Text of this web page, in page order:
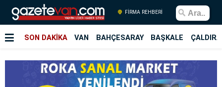
FİRMA REHBERİ
SON DAKİKA VAN BAHÇESARAY BAŞKALE